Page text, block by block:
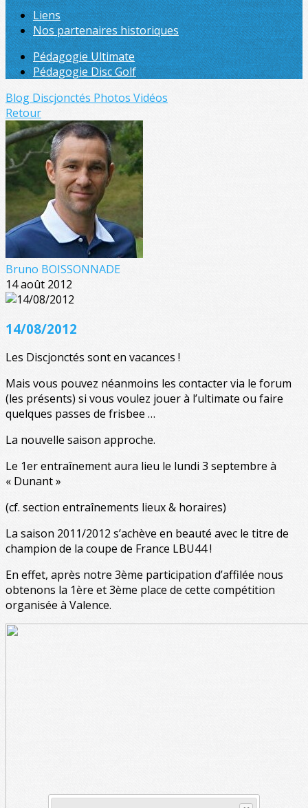
Liens
Nos partenaires historiques
Pédagogie Ultimate
Pédagogie Disc Golf
Blog Discjonctés Photos Vidéos
Retour
Bruno BOISSONNADE
14 août 2012
14/08/2012
Les Discjonctés sont en vacances !
Mais vous pouvez néanmoins les contacter via le forum
(les présents) si vous voulez jouer à l’ultimate ou faire
quelques passes de frisbee …
La nouvelle saison approche.
Le 1er entraînement aura lieu le lundi 3 septembre à
« Dunant »
(cf. section entraînements lieux & horaires)
La saison 2011/2012 s’achève en beauté avec le titre de
champion de la coupe de France LBU44 !
En effet, après notre 3ème participation d’affilée nous
obtenons la 1ère et 3ème place de cette compétition
organisée à Valence.